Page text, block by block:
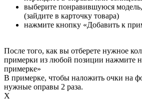
выберите понравившуюся
(зайдите в карточку товара)
нажмите кнопку «Добавить к
После того, как вы отберете нужное
примерки из любой позиции нажмите
примерке»
В примерке, чтобы наложить очки на
нужные оправы 2 раза.
X